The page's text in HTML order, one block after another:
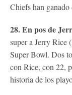
Chiefs han ganado
28. En pos de
super a Jerry Rice
Super Bowl. Dos
con Rice, con 22,
historia de los